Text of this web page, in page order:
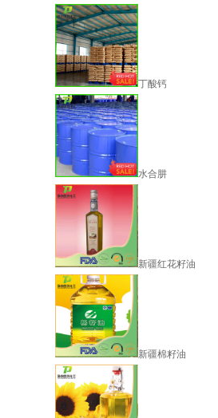
丁酸钙
水合肼
新疆红花籽油
新疆棉籽油